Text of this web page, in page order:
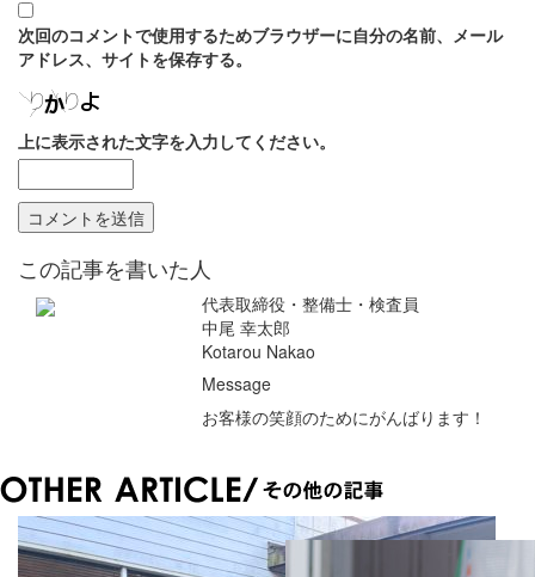
次回のコメントで使用するためブラウザーに自分の名前、メール
アドレス、サイトを保存する。
上に表示された文字を入力してください。
この記事を書いた人
代表取締役・整備士・検査員
中尾 幸太郎
Kotarou Nakao
Message
お客様の笑顔のためにがんばります！